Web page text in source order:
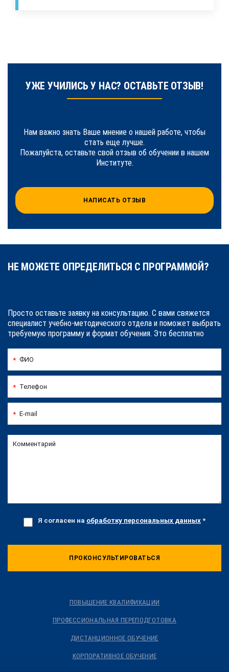
УЖЕ УЧИЛИСЬ У НАС? ОСТАВЬТЕ ОТЗЫВ!
Нам важно знать Ваше мнение о нашей работе, чтобы
стать еще лучше.
Пожалуйста, оставьте свой отзыв об обучении в нашем
Институте.
НАПИСАТЬ ОТЗЫВ
НЕ МОЖЕТЕ ОПРЕДЕЛИТЬСЯ С ПРОГРАММОЙ?
Просто оставьте заявку на консультацию. С вами свяжется
специалист учебно-методического отдела и поможет выбрать
требуемую программу и формат обучения. Это бесплатно
* ФИО
* Телефон
* E-mail
Комментарий
Я согласен на обработку персональных данных *
ПРОКОНСУЛЬТИРОВАТЬСЯ
ПОВЫШЕНИЕ КВАЛИФИКАЦИИ
ПРОФЕССИОНАЛЬНАЯ ПЕРЕПОДГОТОВКА
ДИСТАНЦИОННОЕ ОБУЧЕНИЕ
КОРПОРАТИВНОЕ ОБУЧЕНИЕ